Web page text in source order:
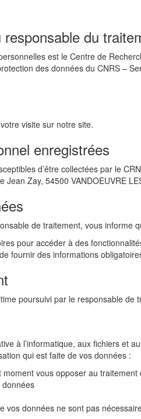
du
est le Centre de
des données du CNRS –
visite sur notre site.
enregistrées
d’être collectées par le
Zay, 54500 VANDOEUVRE
de traitement, vous informe
pour accéder à des
fournir des informations
poursuivi par le responsable
à l’informatique, aux fichiers et
qui est faite de vos données :
moment vous opposer au
données
vos données ne sont pas